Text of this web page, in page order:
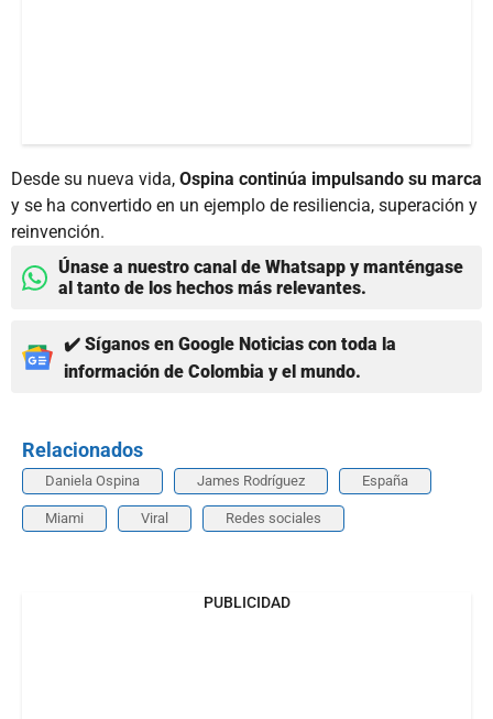
Desde su nueva vida, Ospina continúa impulsando su marca
y se ha convertido en un ejemplo de resiliencia, superación y
reinvención.
Únase a nuestro canal de Whatsapp y manténgase
al tanto de los hechos más relevantes.
✔️ Síganos en Google Noticias con toda la
información de Colombia y el mundo.
Relacionados
Daniela Ospina James Rodríguez España
Miami Viral Redes sociales
PUBLICIDAD